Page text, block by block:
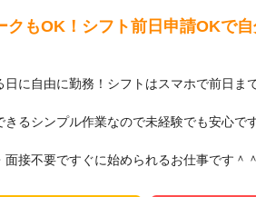
クもOK！シフト前日申請OKで
日に自由に勤務！シフトはスマホで前日ま
きるシンプル作業なので未経験でも安心で
面接不要ですぐに始められるお仕事です＾＾